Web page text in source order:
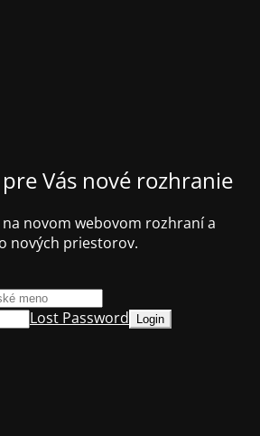
Vás nové rozhranie
novom webovom rozhraní a
nových priestorov.
Lost Password